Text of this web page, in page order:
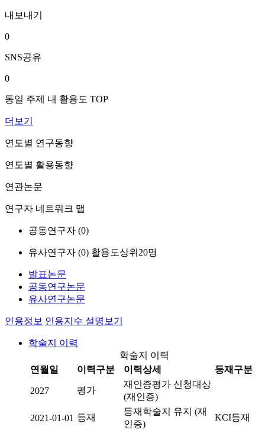
내보내기
0
SNS공유
0
동일 주제 내 활용도 TOP
더보기
연도별 연구동향
연도별 활용동향
연관논문
연구자 네트워크 맵
공동연구자 (0)
유사연구자 (0) 활용도상위20명
발표논문
공동연구논문
유사연구논문
인용정보 인용지수 설명보기
학술지 이력
학술지 이력
연월일
이력구분 이력상세 등재구분
2027 평가
재인증평가 신청대상
(재인증)
2021-01-01 등재
등재학술지 유지 (재
인증)
KCI등재